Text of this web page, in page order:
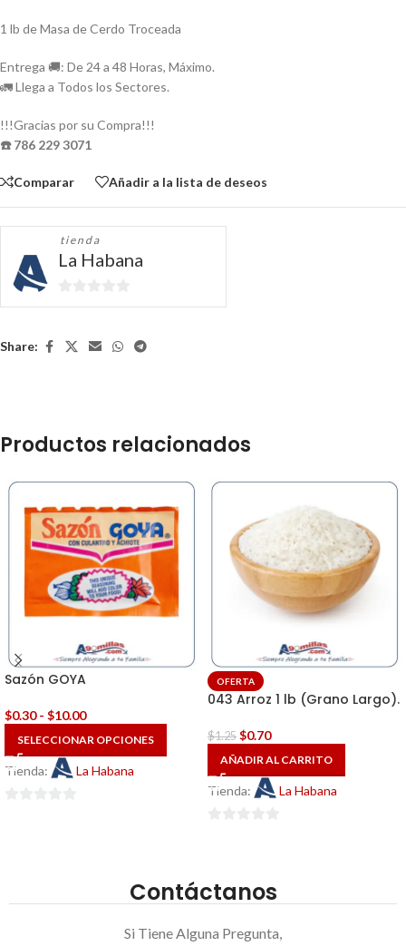
1 lb de Masa de Cerdo Troceada
Entrega 🚚: De 24 a 48 Horas, Máximo.
🚛 Llega a Todos los Sectores.
!!!Gracias por su Compra!!!
☎️ 786 229 3071
Comparar Añadir a la lista de deseos
tienda
La Habana
0
Share:
Productos relacionados
Sazón GOYA
$0.30 - $10.00
SELECCIONAR OPCIONES
Tienda: La Habana
OFERTA
043 Arroz 1 lb (Grano Largo).
$1.25 $0.70
AÑADIR AL CARRITO
Tienda: La Habana
Contáctanos
Si Tiene Alguna Pregunta,